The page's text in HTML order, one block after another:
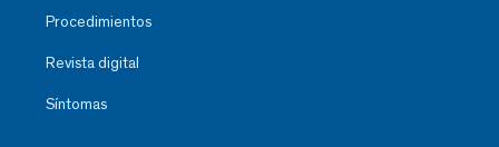
Procedimientos
Revista digital
Síntomas